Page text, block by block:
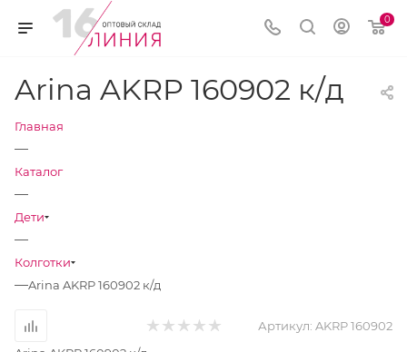
0
Arina AKRP 160902 к/д
Главная
—
Каталог
—
Дети
—
Колготки
—Arina AKRP 160902 к/д
Артикул: AKRP 160902